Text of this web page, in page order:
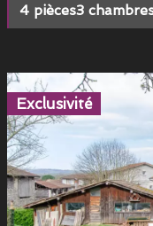
4 pièces3
Exclusivité